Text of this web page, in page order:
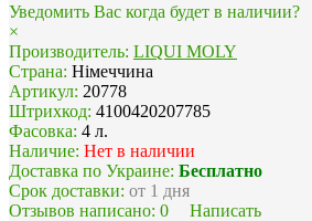
Уведомить Вас когда будет в наличии?
×
Производитель: LIQUI MOLY
Страна: Німеччина
Артикул: 20778
Штрихкод: 4100420207785
Фасовка: 4 л.
Наличие: Нет в наличии
Доставка по Украине: Бесплатно
Срок доставки: от 1 дня
Отзывов написано: 0 Написать